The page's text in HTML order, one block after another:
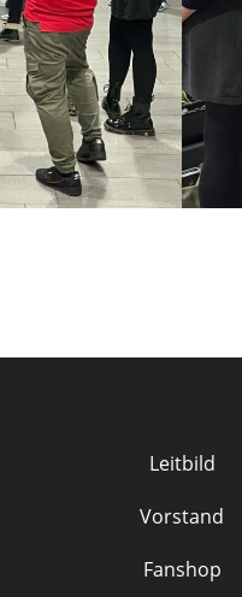
Leitbild
Vorstand
Fanshop